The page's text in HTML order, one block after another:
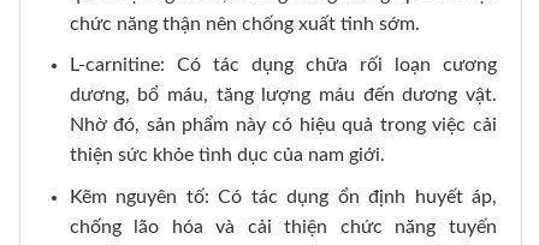
chức năng thận nên chống xuất tinh sớm.
L-carnitine: Có tác dụng chữa rối loạn cương
dương, bổ máu, tăng lượng máu đến dương vật.
Nhờ đó, sản phẩm này có hiệu quả trong việc cải
thiện sức khỏe tình dục của nam giới.
Kẽm nguyên tố: Có tác dụng ổn định huyết áp,
chống lão hóa và cải thiện chức năng tuyến